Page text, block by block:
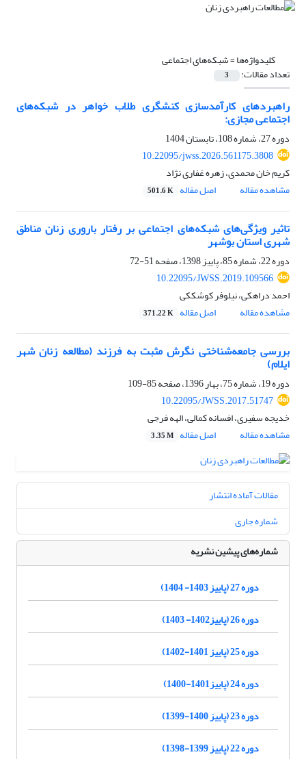
کلیدواژه‌ها =شبکه‌های اجتماعی
تعداد مقالات: 3
راهبردهای کارآمدسازی کنشگری طلاب خواهر در شبکه‌های
اجتماعی مجازی:
دوره 27، شماره 108، تابستان 1404
10.22095/jwss.2026.561175.3808
کریم خان محمدی، زهره غفاری نژاد
مشاهده مقاله
اصل مقاله 501.6 K
تاثیر ویژگی‌های شبکه‌های اجتماعی بر رفتار باروری زنان مناطق
شهری استان بوشهر
دوره 22، شماره 85، پاییز 1398، صفحه
51-72
10.22095/JWSS.2019.109566
احمد دراهکی، نیلوفر کوشککی
مشاهده مقاله
اصل مقاله 371.22 K
بررسی جامعه‌شناختی نگرش مثبت به فرزند (مطالعه زنان شهر
ایلام)
دوره 19، شماره 75، بهار 1396، صفحه
85-109
10.22095/JWSS.2017.51747
خدیجه سفیری، افسانه کمالی، الهه فرجی
مشاهده مقاله
اصل مقاله 3.35 M
مقالات آماده انتشار
شماره جاری
شماره‌های پیشین نشریه
دوره 27 (پاییز 1403- 1404)
دوره 26 (پاییز1402- 1403)
دوره 25 (پاییز 1401-1402)
دوره 24 (پاییز1401-1400)
دوره 23 (پاییز 1400-1399)
دوره 22 (پاییز 1399-1398)